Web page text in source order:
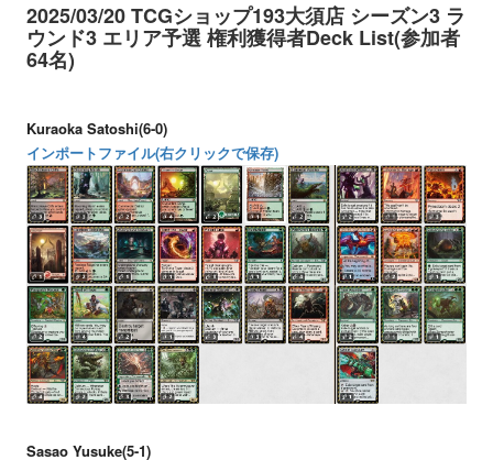
2025/03/20 TCGショップ193大須店 シーズン3 ラ
ウンド3 エリア予選 権利獲得者Deck List(参加者
64名)
Kuraoka Satoshi(6-0)
インポートファイル(右クリックで保存)
Sasao Yusuke(5-1)